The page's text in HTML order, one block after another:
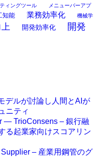
ィングツール
メニューバーアプ
知能 業務効率化 機械学
開発効率化
開発
デルが討論し人間とAIが
ニティ
— TrioConsens – 銀行融
る起業家向けスコアリン
– 産業用鋼管のグ